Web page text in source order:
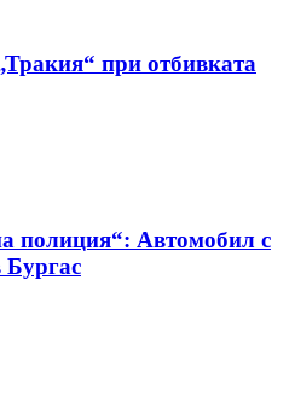
при отбивката
полиция“: Автомобил с
Бургас